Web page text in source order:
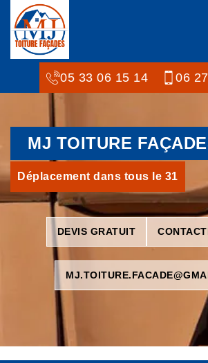
05 33 06 15 14 06
MJ TOITURE
Déplacement dans tous le 31
DEVIS GRATUIT